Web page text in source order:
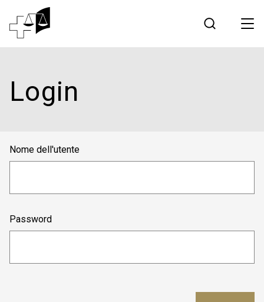
Tribunale federale
Login
Nome dell'utente
Password